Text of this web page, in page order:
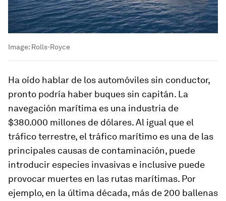
Image: Rolls-Royce
Ha oído hablar de los automóviles sin conductor,
pronto podría haber buques sin capitán. La
navegación marítima es una industria de
$380.000 millones de dólares. Al igual que el
tráfico terrestre, el tráfico marítimo es una de las
principales causas de contaminación, puede
introducir especies invasivas e inclusive puede
provocar muertes en las rutas marítimas. Por
ejemplo, en la última década, más de 200 ballenas